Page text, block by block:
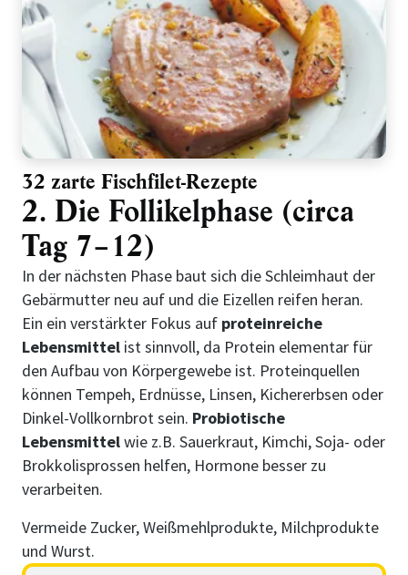
32 zarte Fischfilet-Rezepte
2. Die Follikelphase (circa
Tag 7–12)
In der nächsten Phase baut sich die Schleimhaut der
Gebärmutter neu auf und die Eizellen reifen heran.
Ein ein verstärkter Fokus auf proteinreiche
Lebensmittel ist sinnvoll, da Protein elementar für
den Aufbau von Körpergewebe ist. Proteinquellen
können Tempeh, Erdnüsse, Linsen, Kichererbsen oder
Dinkel-Vollkornbrot sein. Probiotische
Lebensmittelwie z.B. Sauerkraut, Kimchi, Soja- oder
Brokkolisprossen helfen, Hormone besser zu
verarbeiten.
Vermeide Zucker, Weißmehlprodukte, Milchprodukte
und Wurst.